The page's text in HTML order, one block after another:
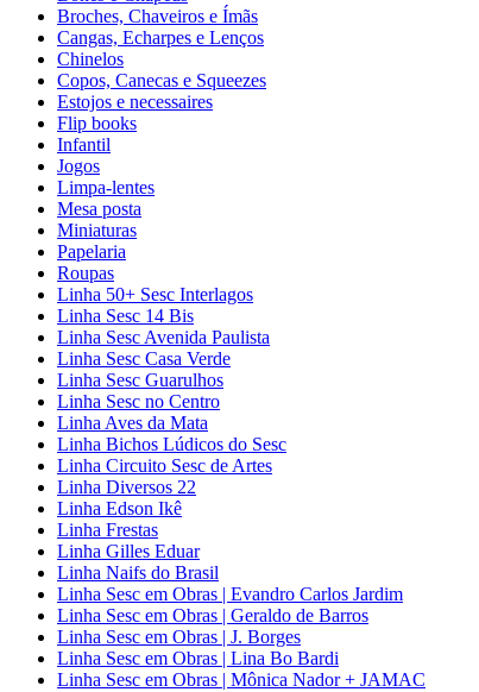
Broches, Chaveiros e Ímãs
Cangas, Echarpes e Lenços
Chinelos
Copos, Canecas e Squeezes
Estojos e necessaires
Flip books
Infantil
Jogos
Limpa-lentes
Mesa posta
Miniaturas
Papelaria
Roupas
Linha 50+ Sesc Interlagos
Linha Sesc 14 Bis
Linha Sesc Avenida Paulista
Linha Sesc Casa Verde
Linha Sesc Guarulhos
Linha Sesc no Centro
Linha Aves da Mata
Linha Bichos Lúdicos do Sesc
Linha Circuito Sesc de Artes
Linha Diversos 22
Linha Edson Ikê
Linha Frestas
Linha Gilles Eduar
Linha Naifs do Brasil
Linha Sesc em Obras | Evandro Carlos Jardim
Linha Sesc em Obras | Geraldo de Barros
Linha Sesc em Obras | J. Borges
Linha Sesc em Obras | Lina Bo Bardi
Linha Sesc em Obras | Mônica Nador + JAMAC